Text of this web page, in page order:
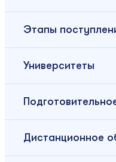
Этапы
Университеты
Дистанционное